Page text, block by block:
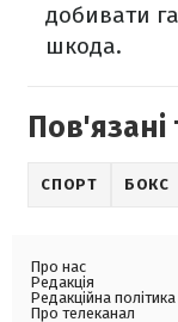
добивати
шкода.
Пов'язані
СПОРТ БОКС
Про нас
Редакція
Редакційна політика
Про телеканал